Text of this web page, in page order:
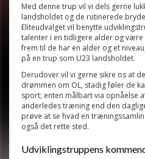
Med denne trup vil vi dels gerne
landsholdet og de rutinerede
Eliteudvalget vil benytte
talenter i en tidligere alder og
frem til de har en alder og et
på en trup som U23 landsholdet.
Derudover vil vi gerne sikre os at
drømmen om OL, stadig føler de
sport; enten målbart via opnåelse
anderledes træning end den
prøve at se hvad en
også det rette sted.
Udviklingstruppens